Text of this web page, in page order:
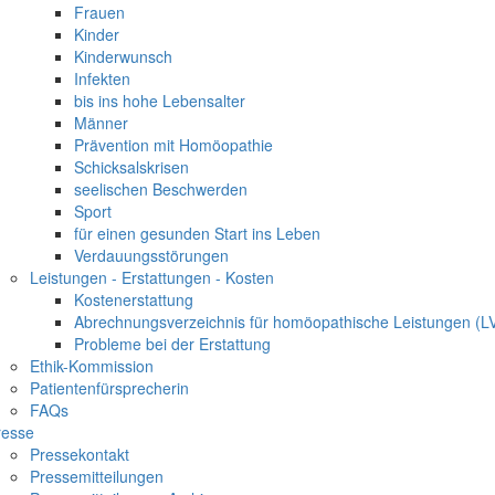
Frauen
Kinder
Kinderwunsch
Infekten
bis ins hohe Lebensalter
Männer
Prävention mit Homöopathie
Schicksalskrisen
seelischen Beschwerden
Sport
für einen gesunden Start ins Leben
Verdauungsstörungen
Leistungen - Erstattungen - Kosten
Kostenerstattung
Abrechnungsverzeichnis für homöopathische Leistungen
Probleme bei der Erstattung
Ethik-Kommission
Patientenfürsprecherin
FAQs
Pressekontakt
Pressemitteilungen